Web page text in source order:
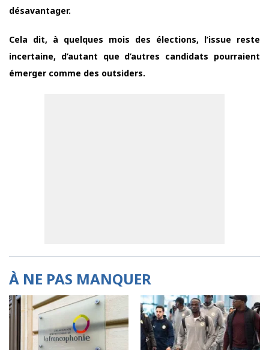
désavantager.
Cela dit, à quelques mois des élections, l’issue reste
incertaine, d’autant que d’autres candidats pourraient
émerger comme des outsiders.
À NE PAS MANQUER